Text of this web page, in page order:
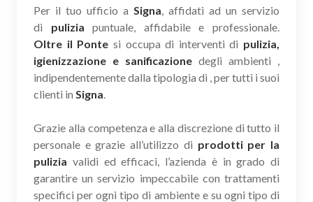
Per il tuo ufficio a Signa, affidati ad un servizio
di puliziapuntuale, affidabile e professionale.
Oltre il Ponte si occupa di interventi di pulizia,
igienizzazione e sanificazione degli ambienti ,
indipendentemente dalla tipologia di , per tutti i suoi
clienti in Signa.
Grazie alla competenza e alla discrezione di tutto il
personale e grazie all’utilizzo di prodotti per la
pulizia validi ed efficaci, l’azienda è in grado di
garantire un servizio impeccabile con trattamenti
specifici per ogni tipo di ambiente e su ogni tipo di